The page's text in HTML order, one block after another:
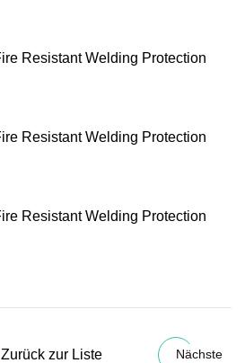
Zurück zur Liste Nächste